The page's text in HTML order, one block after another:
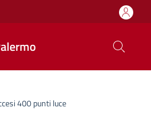
400 punti luce